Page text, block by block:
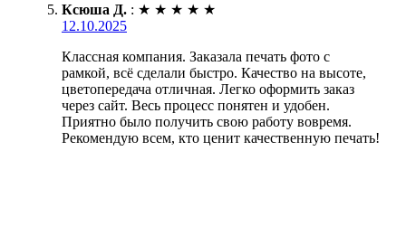
Ксюша Д. : ★ ★ ★ ★ ★
12.10.2025
Классная компания. Заказала печать фото с
рамкой, всё сделали быстро. Качество на высоте,
цветопередача отличная. Легко оформить заказ
через сайт. Весь процесс понятен и удобен.
Приятно было получить свою работу вовремя.
Рекомендую всем, кто ценит качественную печать!